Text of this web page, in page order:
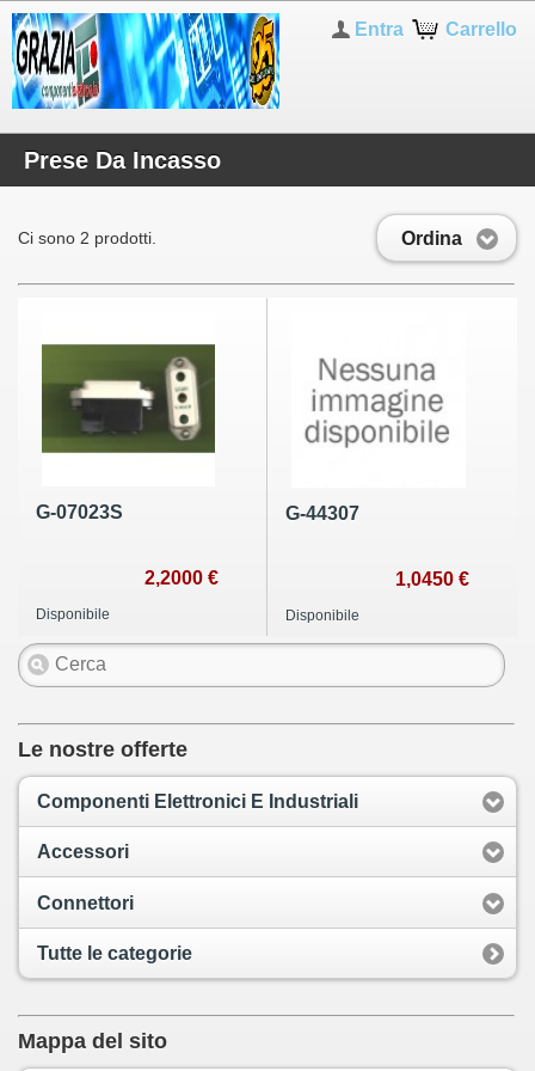
Carrello
Entra
Prese Da Incasso
Ordina
Ci sono 2 prodotti.
G-07023S
2,2000 €
Disponibile
G-44307
1,0450 €
Disponibile
Le nostre offerte
Componenti Elettronici E Industriali
Accessori
Connettori
Tutte le categorie
Mappa del sito